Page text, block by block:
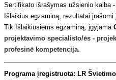
Sertifikato išrašymas užsienio kalba -
Išlaikius egzaminą, rezultatai įrašomi
Tik Išlaikiusiems egzaminą, įgyjama
projektavimo specialisto/ės -
profesinė kompetencija.
Programa įregistruota: LR